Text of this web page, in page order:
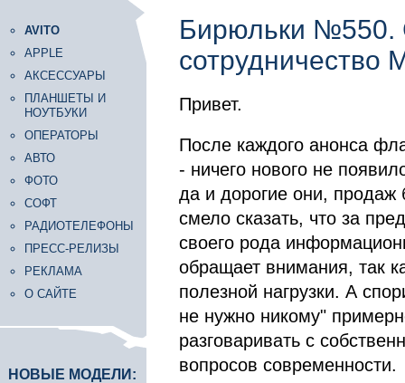
AVITO
APPLE
АКСЕССУАРЫ
ПЛАНШЕТЫ И
НОУТБУКИ
ОПЕРАТОРЫ
АВТО
ФОТО
СОФТ
РАДИОТЕЛЕФОНЫ
ПРЕСС-РЕЛИЗЫ
РЕКЛАМА
О САЙТЕ
НОВЫЕ МОДЕЛИ:
Бирюльки №550.
сотрудничество
Привет.
После каждого анонса
- ничего нового не
да и дорогие они, продаж
смело сказать, что за
своего рода
обращает внимания, так
полезной нагрузки. А
не нужно никому"
разговаривать с
вопросов современности.